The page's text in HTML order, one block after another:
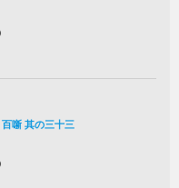
噺 其の三十三